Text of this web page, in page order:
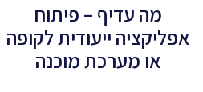
מה עדיף – פיתוח
אפליקציה ייעודית לקופה
או מערכת מוכנה